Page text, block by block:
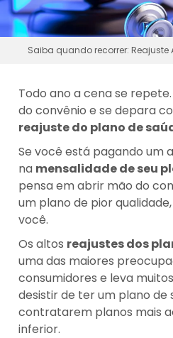
Saiba quando recorrer: Reajuste
Todo ano a cena se
do convênio e se depara
reajuste do plano de
Se você está pagando um
na mensalidade de seu
pensa em abrir mão do
um plano de pior
você.
Os altos reajustes dos
uma das maiores
consumidores e leva
desistir de ter um plano de
contratarem planos mais
inferior.